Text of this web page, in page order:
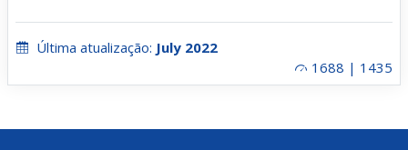
Última atualização: July 2022
1688 | 1435